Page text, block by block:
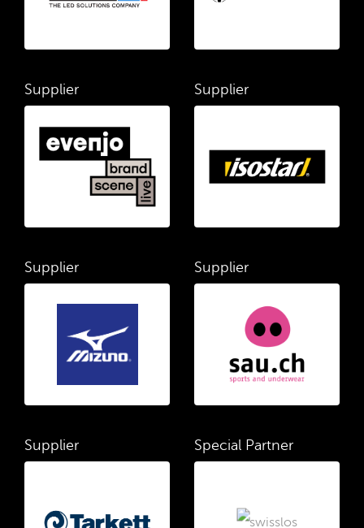
Supplier Supplier
Supplier Supplier
Supplier Special Partner